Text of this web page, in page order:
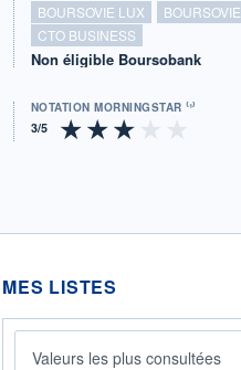
BOURSOVIE LUX
BOURSOVIE
CTO BUSINESS
Non éligible Boursobank
NOTATION MORNINGSTAR ⁽¹⁾
MES LISTES
Valeurs les plus consultées